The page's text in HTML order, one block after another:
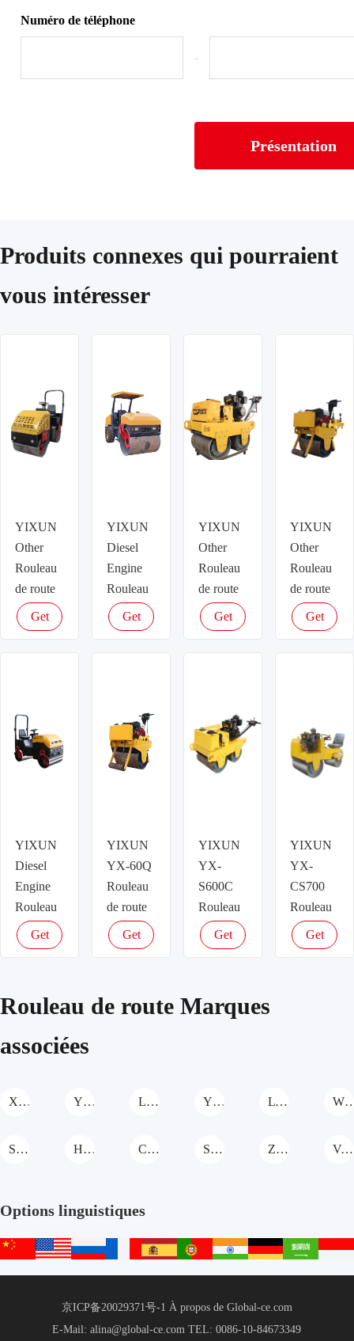
Numéro de téléphone
-
Présentation
Produits connexes qui pourraient
vous intéresser
YIXUN
Other
Rouleau
de route
Get
YIXUN
Diesel
Engine
Rouleau
de route
Get
YIXUN
Other
Rouleau
de route
Get
YIXUN
Other
Rouleau
de route
Get
YIXUN
Diesel
Engine
Rouleau
de route
Get
YIXUN
YX-60Q
Rouleau
de route
Get
YIXUN
YX-
S600C
Rouleau
de route
Get
YIXUN
YX-
CS700
Rouleau
de route
Get
Rouleau de route Marques
associées
XCMG Rouleau de route YIXUN Rouleau de route LiaoYuan Machinery Rouleau de route YTO Group Rouleau de route LTMG Rouleau de route WOLWA
SHANMON Rouleau de route Hengwang Rouleau de route Cat Rouleau de route SANY Rouleau de route Zoomlion Rouleau de route Volvo Rouleau de route
Options linguistiques
中
English français español portuguêsहिन्दी Deutsch عربي
京ICP备20029371号-1 À propos de Global-ce.com
E-Mail: alina@global-ce.com TEL: 0086-10-84673349